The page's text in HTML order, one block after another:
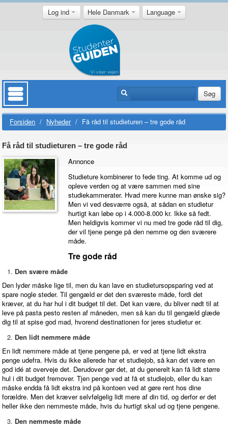
Log ind Hele Danmark Language
Søg
Forsiden / Nyheder / Få råd til studieturen – tre gode råd
Få råd til studieturen – tre gode råd
Annonce
Studieture kombinerer to fede ting. At komme ud og
opleve verden og at være sammen med sine
studiekammerater. Hvad mere kunne man ønske sig?
Men vi ved desværre også, at sådan en studietur
hurtigt kan løbe op i 4.000-8.000 kr. Ikke så fedt.
Men heldigvis kommer vi nu med tre gode råd til dig,
der vil tjene penge på den nemme og den sværere
måde.
Tre gode råd
Den svære måde
Den lyder måske lige til, men du kan lave en studietursopsparing ved at
spare nogle steder. Til gengæld er det den sværeste måde, fordi det
kræver, at du har hul i dit budget til det. Det kan være, du bliver nødt til at
leve på pasta pesto resten af måneden, men så kan du til gengæld glæde
dig til at spise god mad, hvorend destinationen for jeres studietur er.
Den lidt nemmere måde
En lidt nemmere måde at tjene pengene på, er ved at tjene lidt ekstra
penge udefra. Hvis du ikke allerede har et studiejob, så kan det være en
god idé at overveje det. Derudover gør det, at du generelt kan få lidt større
hul i dit budget fremover. Tjen penge ved at få et studiejob, eller du kan
måske endda få lidt ekstra ind på kontoen ved at gøre rent hos dine
forældre. Men det kræver selvfølgelig lidt mere af din tid, og derfor er det
heller ikke den nemmeste måde, hvis du hurtigt skal ud og tjene pengene.
Den nemmeste måde